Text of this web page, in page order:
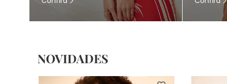
NOVIDADES